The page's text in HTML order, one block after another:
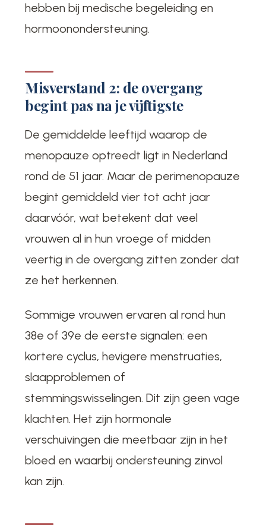
hebben bij medische begeleiding en
hormoonondersteuning.
Misverstand 2: de overgang
begint pas na je vijftigste
De gemiddelde leeftijd waarop de
menopauze optreedt ligt in Nederland
rond de 51 jaar. Maar de perimenopauze
begint gemiddeld vier tot acht jaar
daarvóór, wat betekent dat veel
vrouwen al in hun vroege of midden
veertig in de overgang zitten zonder dat
ze het herkennen.
Sommige vrouwen ervaren al rond hun
38e of 39e de eerste signalen: een
kortere cyclus, hevigere menstruaties,
slaapproblemen of
stemmingswisselingen. Dit zijn geen vage
klachten. Het zijn hormonale
verschuivingen die meetbaar zijn in het
bloed en waarbij ondersteuning zinvol
kan zijn.